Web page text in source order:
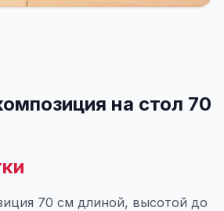
на стол 70
70 см длиной, высотой до